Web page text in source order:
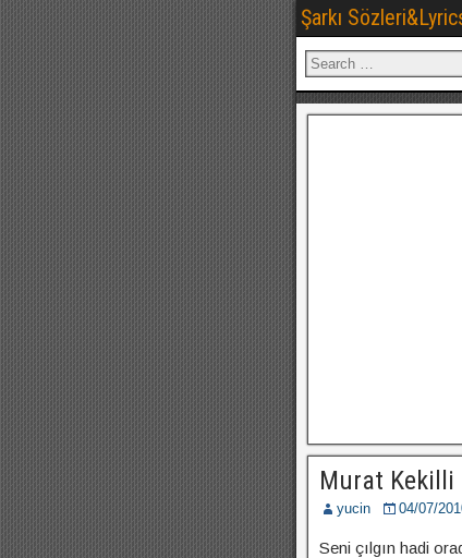
Şarkı
Murat Kekilli
yucin 04/07/
Seni çılgın hadi